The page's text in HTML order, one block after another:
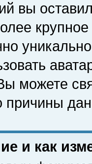
вы
можете
причины
и как